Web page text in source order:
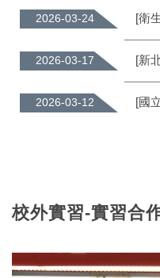
2026-03-24
2026-03-17
2026-03-12 [國
校外實習-實習合